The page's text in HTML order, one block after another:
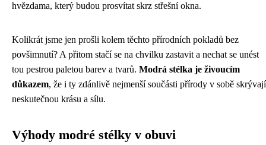
hvězdama, který budou prosvítat skrz střešní okna.
Kolikrát jsme jen prošli kolem těchto přírodních pokladů bez
povšimnutí? A přitom stačí se na chvilku zastavit a nechat se unést
tou pestrou paletou barev a tvarů. Modrá stélka je živoucím
důkazem, že i ty zdánlivě nejmenší součásti přírody v sobě skrývají
neskutečnou krásu a sílu.
Výhody modré stélky v obuvi